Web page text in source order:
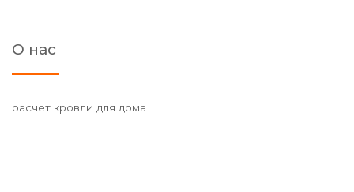
О нас
расчет кровли для дома